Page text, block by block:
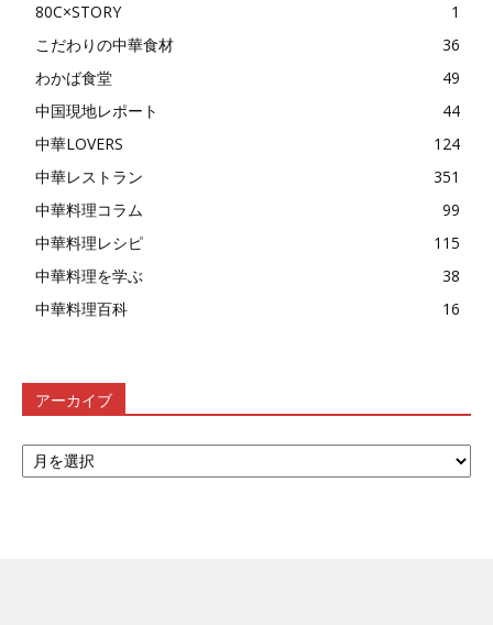
80C×STORY
1
こだわりの中華食材
36
わかば食堂
49
中国現地レポート
44
中華LOVERS
124
中華レストラン
351
中華料理コラム
99
中華料理レシピ
115
中華料理を学ぶ
38
中華料理百科
16
アーカイブ
ア
ー